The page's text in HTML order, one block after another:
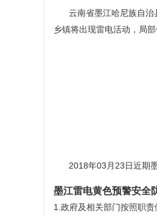
云南省墨江哈尼族自
乡镇将出现雷电活动，局
2018年03月23日近期
墨江雷电黄色预警安全
1.政府及相关部门按照职